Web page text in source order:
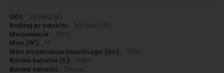
Więcej
informacji
V21880OLD
Żarówka LED
GU10
10
1000
6400
Zimna